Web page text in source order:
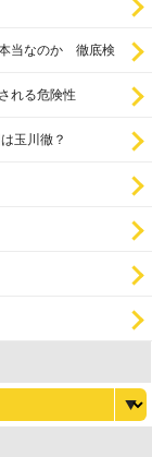
当なのか 徹底検
れる危険性
玉川徹？